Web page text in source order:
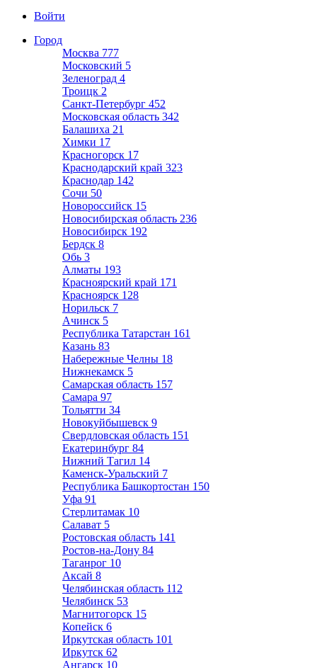
Войти
Город
Москва 777
Московский 5
Зеленоград 4
Троицк 2
Санкт-Петербург 452
Московская область 342
Балашиха 21
Химки 17
Красногорск 17
Краснодарский край 323
Краснодар 142
Сочи 50
Новороссийск 15
Новосибирская область 236
Новосибирск 192
Бердск 8
Обь 3
Алматы 193
Красноярский край 171
Красноярск 128
Норильск 7
Ачинск 5
Республика Татарстан 161
Казань 83
Набережные Челны 18
Нижнекамск 5
Самарская область 157
Самара 97
Тольятти 34
Новокуйбышевск 9
Свердловская область 151
Екатеринбург 84
Нижний Тагил 14
Каменск-Уральский 7
Республика Башкортостан 150
Уфа 91
Стерлитамак 10
Салават 5
Ростовская область 141
Ростов-на-Дону 84
Таганрог 10
Аксай 8
Челябинская область 112
Челябинск 53
Магнитогорск 15
Копейск 6
Иркутская область 101
Иркутск 62
Ангарск 10